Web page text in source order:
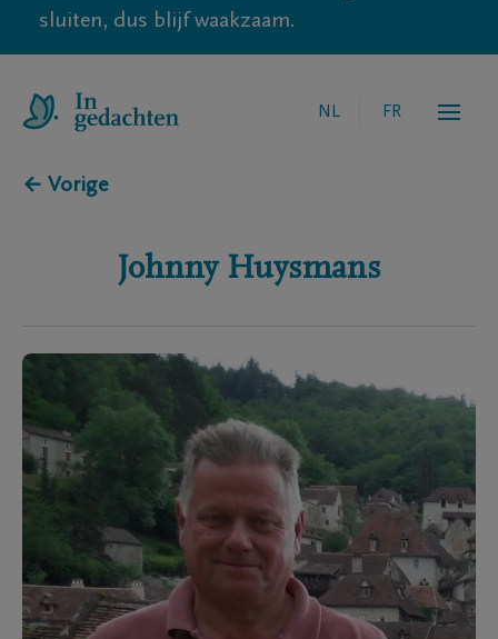
sluiten, dus blijf waakzaam.
NL FR
← Vorige
Johnny Huysmans